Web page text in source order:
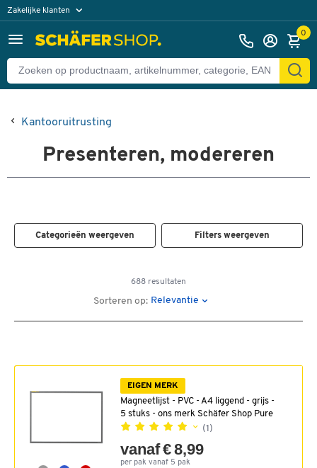
Zakelijke klanten
Particuliere klanten 0
Kantooruitrusting
Presenteren, modereren
Categorieën weergeven Filters weergeven
688 resultaten
Sorteren op: Relevantie
EIGEN MERK
Magneetlijst - PVC - A4 liggend - grijs -
5 stuks - ons merk Schäfer Shop Pure
(1)
vanaf € 8,99
per pak vanaf 5 pak